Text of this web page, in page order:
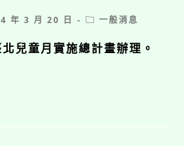
年 3 月 20 日
Post一般消息
兒童月實施總計畫辦理。